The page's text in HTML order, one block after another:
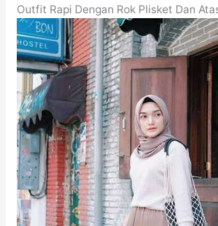
Outfit Rapi Dengan Rok Plisket Dan